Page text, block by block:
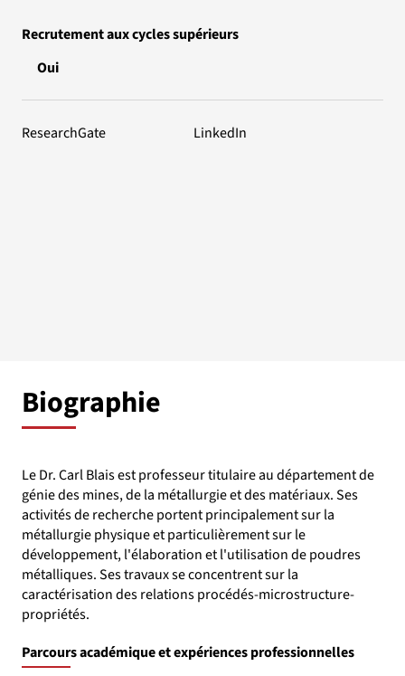
Recrutement aux cycles supérieurs
Oui
ResearchGate LinkedIn
Biographie
Le Dr. Carl Blais est professeur titulaire au département de
génie des mines, de la métallurgie et des matériaux. Ses
activités de recherche portent principalement sur la
métallurgie physique et particulièrement sur le
développement, l'élaboration et l'utilisation de poudres
métalliques. Ses travaux se concentrent sur la
caractérisation des relations procédés-microstructure-
propriétés.
Parcours académique et expériences professionnelles